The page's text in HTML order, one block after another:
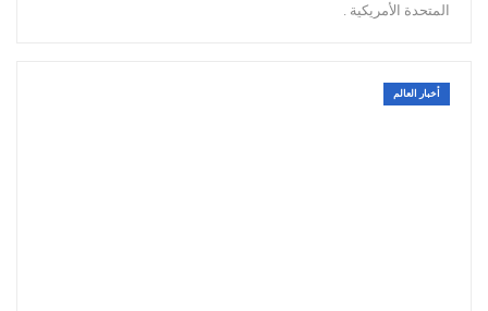
المتحدة الأمريكية .
أخبار العالم